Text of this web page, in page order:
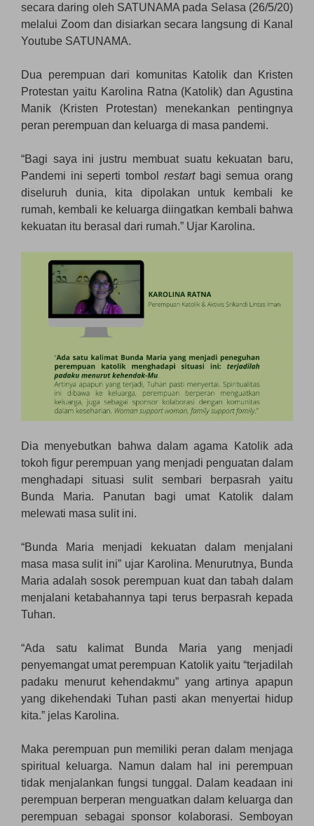
secara daring oleh SATUNAMA pada Selasa (26/5/20)
melalui Zoom dan disiarkan secara langsung di Kanal
Youtube SATUNAMA.
Dua perempuan dari komunitas Katolik dan Kristen
Protestan yaitu Karolina Ratna (Katolik) dan Agustina
Manik (Kristen Protestan) menekankan pentingnya
peran perempuan dan keluarga di masa pandemi.
“Bagi saya ini justru membuat suatu kekuatan baru,
Pandemi ini seperti tombol restartbagi semua orang
diseluruh dunia, kita dipolakan untuk kembali ke
rumah, kembali ke keluarga diingatkan kembali bahwa
kekuatan itu berasal dari rumah.” Ujar Karolina.
Dia menyebutkan bahwa dalam agama Katolik ada
tokoh figur perempuan yang menjadi penguatan dalam
menghadapi situasi sulit sembari berpasrah yaitu
Bunda Maria. Panutan bagi umat Katolik dalam
melewati masa sulit ini.
“Bunda Maria menjadi kekuatan dalam menjalani
masa masa sulit ini” ujar Karolina. Menurutnya, Bunda
Maria adalah sosok perempuan kuat dan tabah dalam
menjalani ketabahannya tapi terus berpasrah kepada
Tuhan.
“Ada satu kalimat Bunda Maria yang menjadi
penyemangat umat perempuan Katolik yaitu “terjadilah
padaku menurut kehendakmu” yang artinya apapun
yang dikehendaki Tuhan pasti akan menyertai hidup
kita.” jelas Karolina.
Maka perempuan pun memiliki peran dalam menjaga
spiritual keluarga. Namun dalam hal ini perempuan
tidak menjalankan fungsi tunggal. Dalam keadaan ini
perempuan berperan menguatkan dalam keluarga dan
perempuan sebagai sponsor kolaborasi. Semboyan